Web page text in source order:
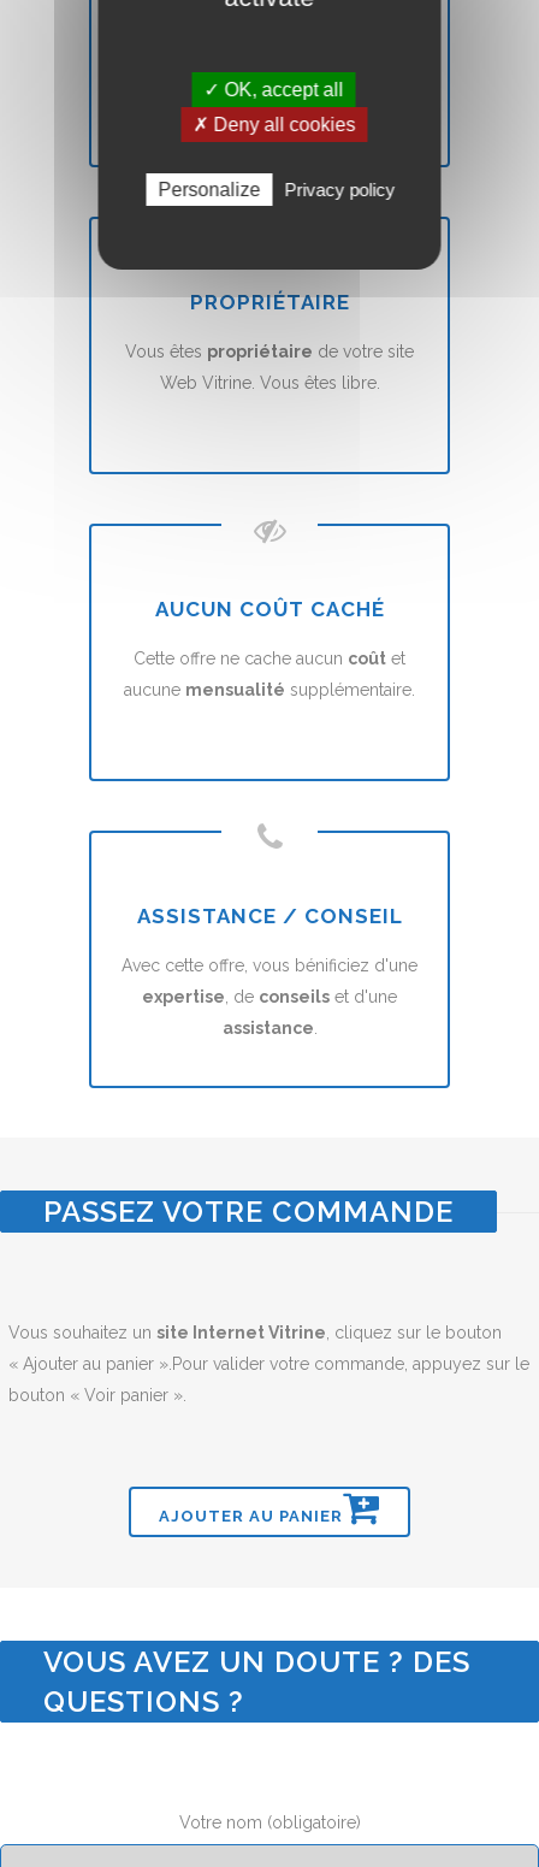
remboursonssans aucune condition.
PROPRIÉTAIRE
Vous êtes propriétaire de votre site
Web Vitrine. Vous êtes libre.
AUCUN COÛT CACHÉ
Cette offre ne cache aucun coût et
aucune mensualité supplémentaire.
ASSISTANCE / CONSEIL
Avec cette offre, vous bénificiez d'une
expertise, de conseils et d'une
assistance.
PASSEZ VOTRE COMMANDE
Vous souhaitez un site Internet Vitrine, cliquez sur le bouton
« Ajouter au panier ».Pour valider votre commande, appuyez sur le
bouton « Voir panier ».
AJOUTER AU PANIER
VOUS AVEZ UN DOUTE ? DES
QUESTIONS ?
Votre nom (obligatoire)
✓ OK, accept all
✗ Deny all cookies
Personalize Privacy policy